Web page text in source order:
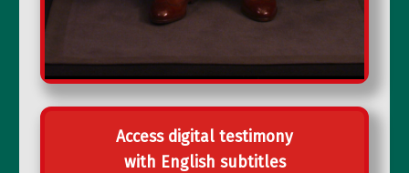
Access digital testimony
with English subtitles